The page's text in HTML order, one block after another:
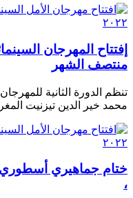
إفتتاح المهرجان
منتصف الشهر
تنظم الدورة الثانية
محمد خير الدين تيزنيت المغرب خلال 25.26.27.
ختام جماهيري أسطوري
،